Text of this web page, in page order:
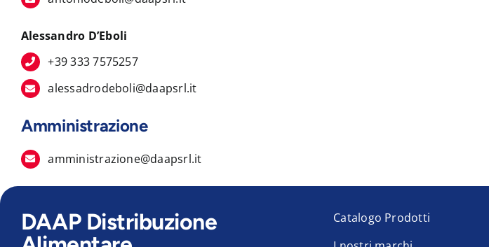
Alessandro D’Eboli
+39 333 7575257
alessadrodeboli@daapsrl.it
Amministrazione
amministrazione@daapsrl.it
DAAP Distribuzione
Catalogo Prodotti